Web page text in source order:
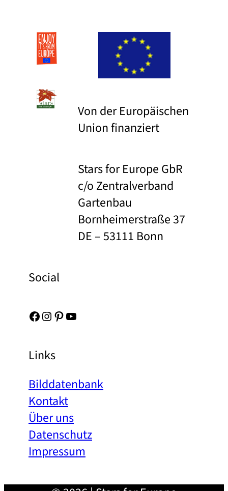
Von der Europäischen
Union finanziert
Stars for Europe GbR
c/o Zentralverband
Gartenbau
Bornheimerstraße 37
DE – 53111 Bonn
Social
Facebook Instagram Pinterest YouTube
Links
Bilddatenbank
Kontakt
Über uns
Datenschutz
Impressum